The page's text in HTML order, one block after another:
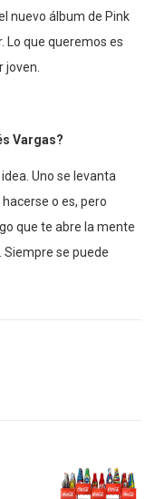
nuevo álbum de Pink
Lo que queremos es
joven.
Vargas?
Uno se levanta
o es, pero
que te abre la mente
Siempre se puede